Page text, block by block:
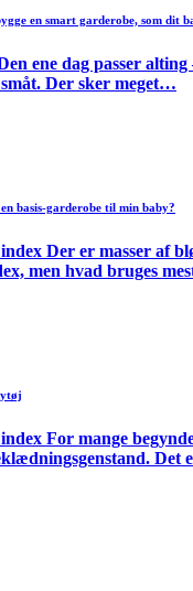
en smart garderobe, som dit
ene dag passer alting
Der sker meget…
basis-garderobe til min baby?
Der er masser af
men hvad bruges
For mange
Det